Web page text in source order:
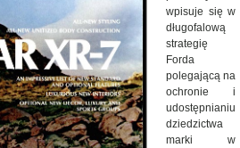
wpisuje się w
długofalową
strategię
Forda
polegającą na
ochronie i
udostępnianiu
dziedzictwa
marki w